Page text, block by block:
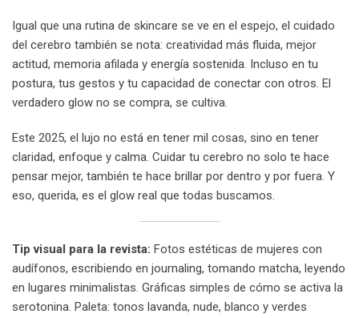
Igual que una rutina de skincare se ve en el espejo, el cuidado
del cerebro también se nota: creatividad más fluida, mejor
actitud, memoria afilada y energía sostenida. Incluso en tu
postura, tus gestos y tu capacidad de conectar con otros. El
verdadero glow no se compra, se cultiva.
Este 2025, el lujo no está en tener mil cosas, sino en tener
claridad, enfoque y calma. Cuidar tu cerebro no solo te hace
pensar mejor, también te hace brillar por dentro y por fuera. Y
eso, querida, es el glow real que todas buscamos.
Tip visual para la revista: Fotos estéticas de mujeres con
audífonos, escribiendo en journaling, tomando matcha, leyendo
en lugares minimalistas. Gráficas simples de cómo se activa la
serotonina. Paleta: tonos lavanda, nude, blanco y verdes